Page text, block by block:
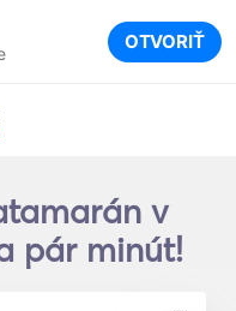
OTVORIŤ
v
pár minút!